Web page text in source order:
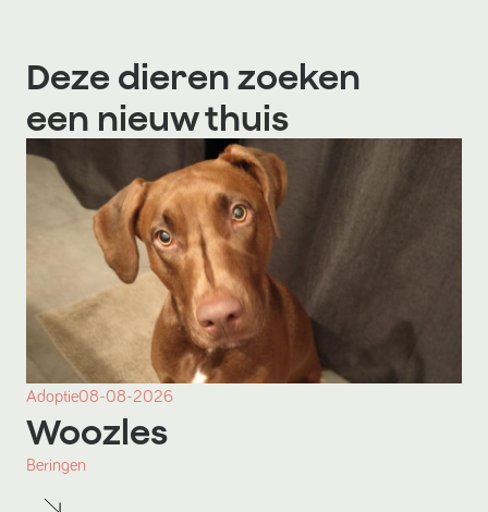
Deze dieren zoeken
een nieuw thuis
Adoptie08-08-2026
Woozles
Beringen